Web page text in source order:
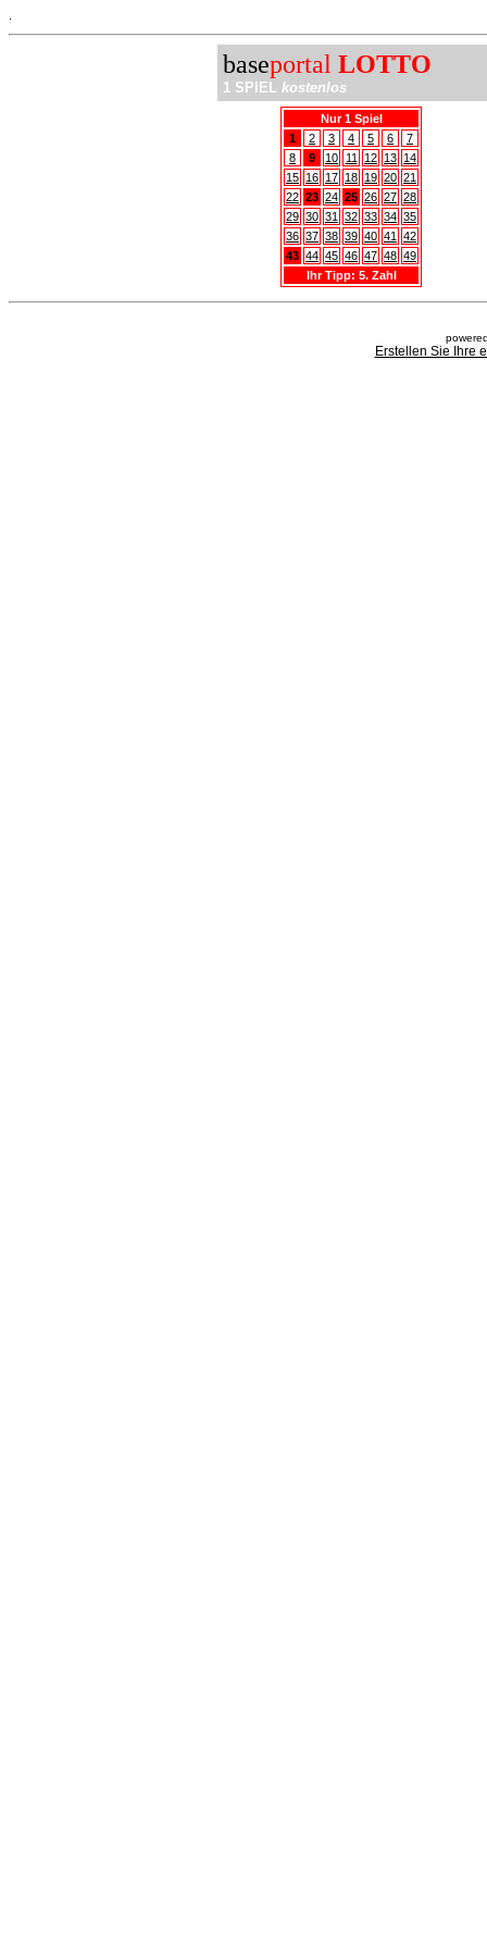
baseportal LOTTO
1 SPIEL kostenlos
Nur 1 Spiel
1
2 3 4 5 6
7
8
9 10 11 12 13 14
15 16 17 18 19 20 21
22 23 24 25 26 27 28
29 30 31 32 33 34 35
36 37 38 39 40 41
42
43 44 45 46 47 48 49
Ihr Tipp: 5. Zahl
Erstellen Sie Ihre